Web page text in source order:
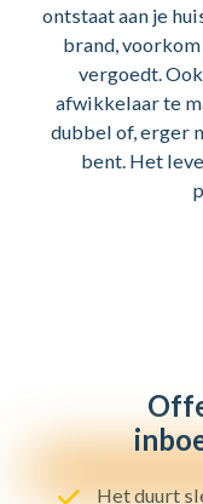
ontstaat aan je
brand,
vergoedt.
afwikkelaar te
dubbel of, erger
bent. Het
Het duurt